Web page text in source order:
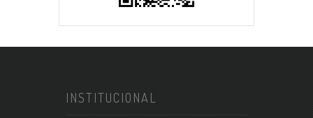
INSTITUCIONAL